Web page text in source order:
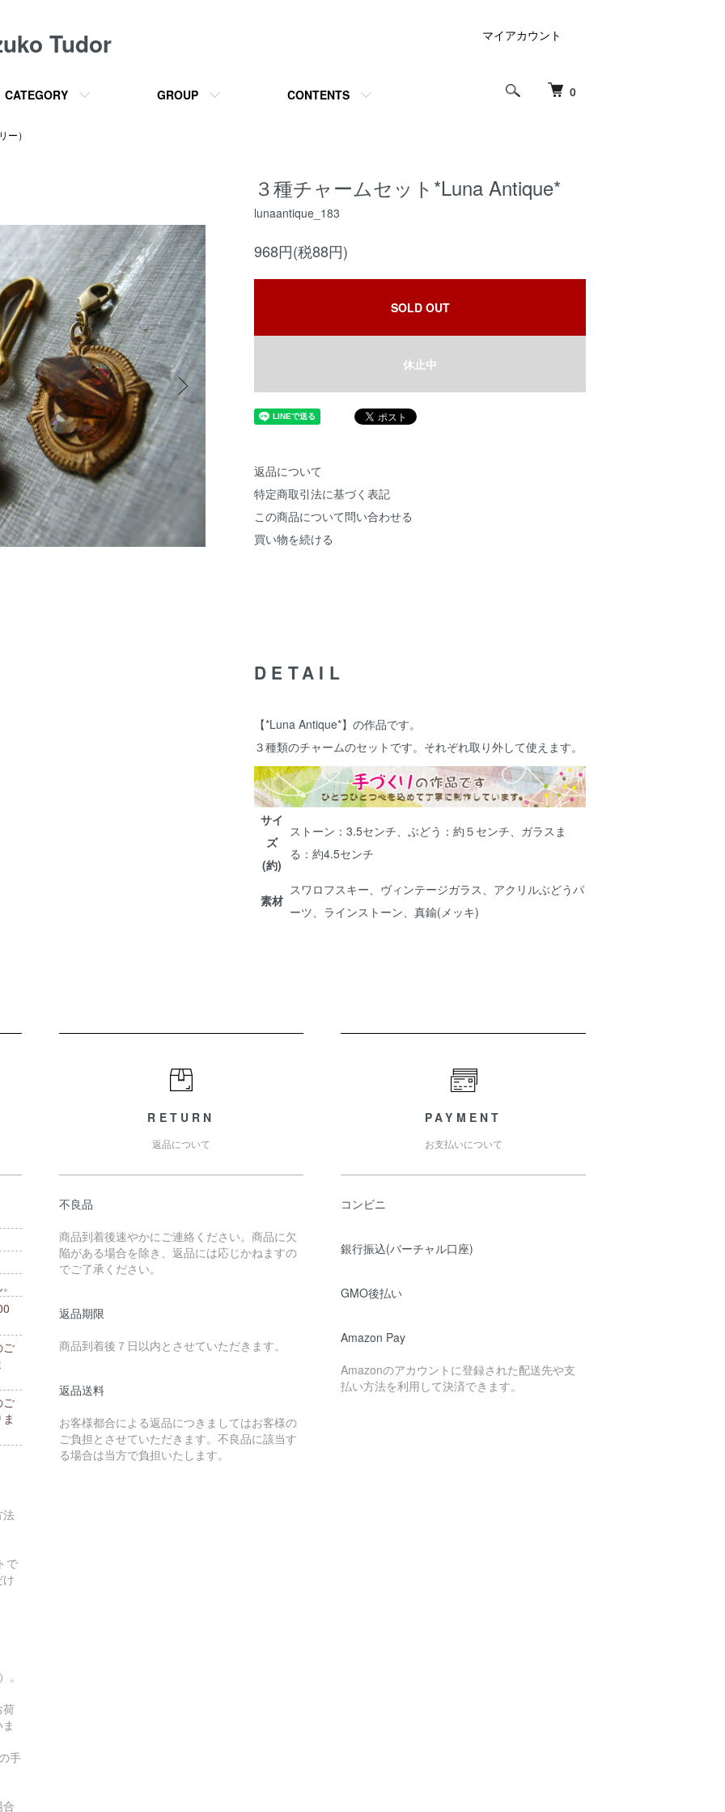
Tudor
0
CATEGORY GROUP CONTENTS
マイアカウント
ー）
３種チャームセット*Luna Antique*
lunaantique_183
968円(税88円)
SOLD OUT
休止中
返品について
特定商取引法に基づく表記
この商品について問い合わせる
買い物を続ける
DETAIL
【*Luna Antique*】の作品です。
３種類のチャームのセットです。それぞれ取り外して使えます。
サイ
ズ
(約)
ストーン：3.5センチ、ぶどう：約５センチ、ガラスま
る：約4.5センチ
素材
スワロフスキー、ヴィンテージガラス、アクリルぶどうパ
ーツ、ラインストーン、真鍮(メッキ)
ご
ご
法
で
。
荷
手
RETURN
返品について
不良品
商品到着後速やかにご連絡ください。商品に欠
陥がある場合を除き、返品には応じかねますの
でご了承ください。
返品期限
商品到着後７日以内とさせていただきます。
返品送料
お客様都合による返品につきましてはお客様の
ご負担とさせていただきます。不良品に該当す
る場合は当方で負担いたします。
PAYMENT
お支払いについて
コンビニ
銀行振込(バーチャル口座)
GMO後払い
Amazon Pay
Amazonのアカウントに登録された配送先や支
払い方法を利用して決済できます。